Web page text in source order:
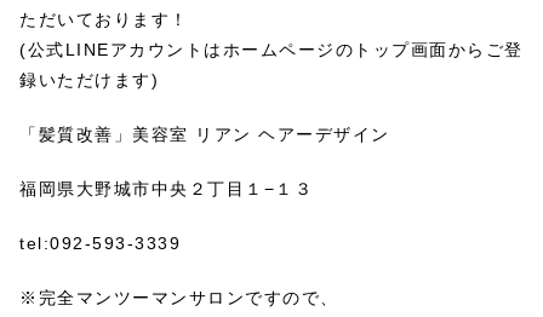
ただいております！
(公式LINEアカウントはホームページのトップ画面からご登
録いただけます)
「髪質改善」美容室 リアン ヘアーデザイン
福岡県大野城市中央２丁目１−１３
tel:092-593-3339
※完全マンツーマンサロンですので、